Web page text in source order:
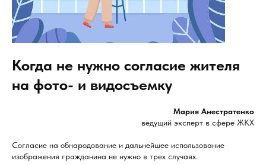
Когда не нужно согласие жителя
на фото- и видосъемку
Мария Анестратенко
ведущий эксперт в сфере ЖКХ
Согласие на обнародование и дальнейшее использование
изображения гражданина не нужно в трех случаях.